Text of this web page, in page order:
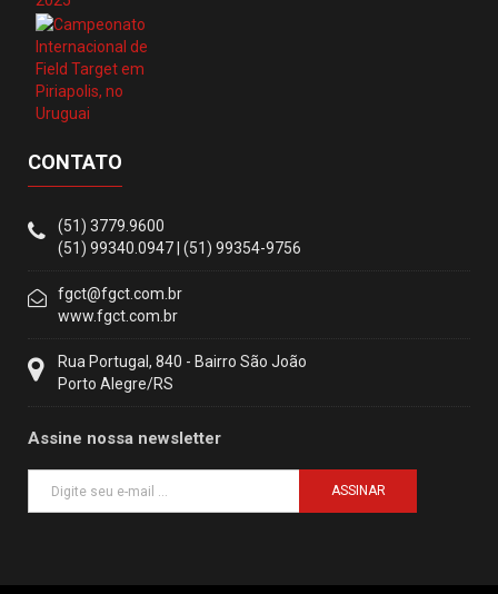
CONTATO
(51) 3779.9600
(51) 99340.0947 | (51) 99354-9756
fgct@fgct.com.br
www.fgct.com.br
Rua Portugal, 840 - Bairro São João
Porto Alegre/RS
Assine nossa newsletter
ASSINAR